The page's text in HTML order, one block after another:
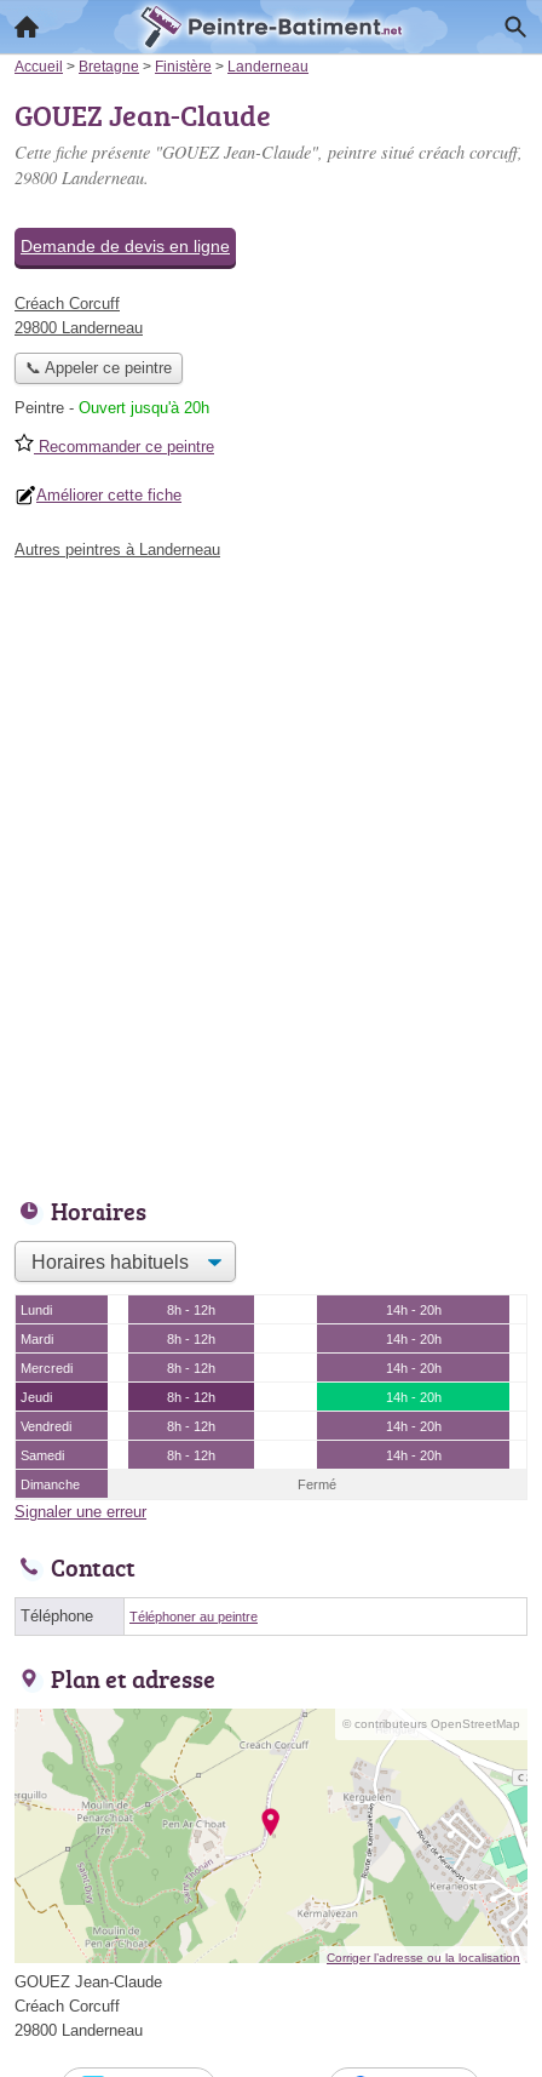
Accueil > Bretagne > Finistère > Landerneau
GOUEZ Jean-Claude
Cette fiche présente "GOUEZ Jean-Claude", peintre situé créach corcuff,
29800 Landerneau.
Demande de devis en ligne
Créach Corcuff
29800 Landerneau
📞 Appeler ce peintre
Peintre - Ouvert jusqu'à 20h
Recommander ce peintre
Améliorer cette fiche
Autres peintres à Landerneau
Horaires
Lundi 8h - 12h
14h - 20h
Mardi
8h - 12h
14h - 20h
Mercredi
8h - 12h
14h - 20h
Jeudi
8h - 12h
14h - 20h
Vendredi
8h - 12h
14h - 20h
Samedi
8h - 12h
14h - 20h
Dimanche
Fermé
Signaler une erreur
Contact
Téléphone Téléphoner au peintre
Plan et adresse
© contributeurs OpenStreetMap
Corriger l’adresse ou la localisation
GOUEZ Jean-Claude
Créach Corcuff
29800 Landerneau